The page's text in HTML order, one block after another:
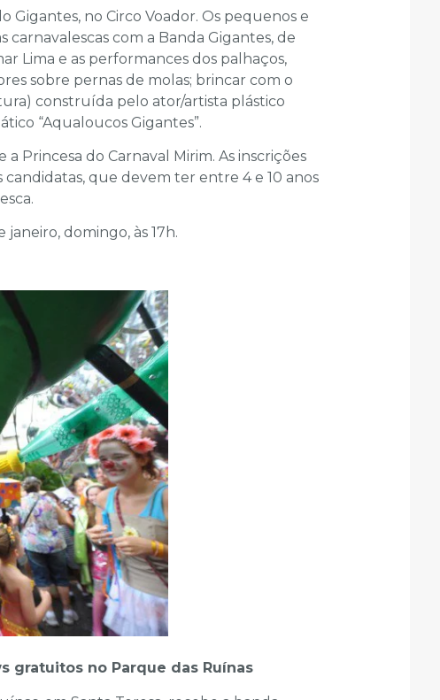
Gigantes, no Circo Voador. Os pequenos e
com a Banda Gigantes, de
Lima e as performances dos palhaços,
sobre pernas de molas; brincar com o
construída pelo ator/artista plástico
“Aqualoucos Gigantes”.
Princesa do Carnaval Mirim. As inscrições
candidatas, que devem ter entre 4 e 10 anos
domingo, às 17h.
gratuitos no Parque das Ruínas